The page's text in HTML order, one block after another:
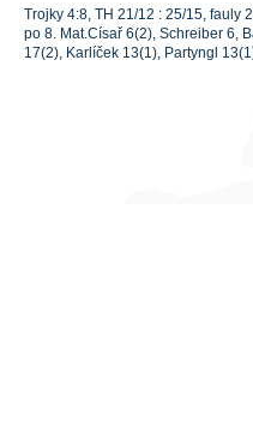
Trojky 4:8, TH 21/12 : 25/15, fauly
po 8. Mat.Císař 6(2), Schreiber 6,
17(2), Karlíček 13(1), Partyngl